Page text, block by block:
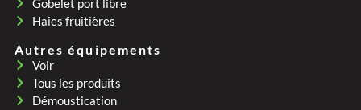
Gobelet port libre
Haies fruitières
Autres équipements
Voir
Tous les produits
Démoustication